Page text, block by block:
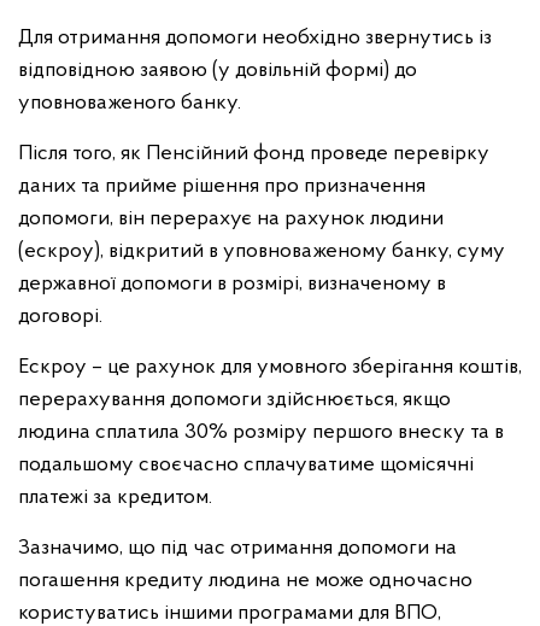
Для отримання допомоги необхідно звернутись із
відповідною заявою (у довільній формі) до
уповноваженого банку.
Після того, як Пенсійний фонд проведе перевірку
даних та прийме рішення про призначення
допомоги, він перерахує на рахунок людини
(ескроу), відкритий в уповноваженому банку, суму
державної допомоги в розмірі, визначеному в
договорі.
Ескроу – це рахунок для умовного зберігання коштів,
перерахування допомоги здійснюється, якщо
людина сплатила 30% розміру першого внеску та в
подальшому своєчасно сплачуватиме щомісячні
платежі за кредитом.
Зазначимо, що під час отримання допомоги на
погашення кредиту людина не може одночасно
користуватись іншими програмами для ВПО,